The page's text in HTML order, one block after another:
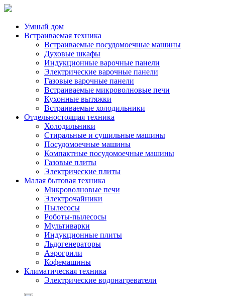
Умный дом
Встраиваемая техника
Встраиваемые посудомоечные машины
Духовые шкафы
Индукционные варочные панели
Электрические варочные панели
Газовые варочные панели
Встраиваемые микроволновые печи
Кухонные вытяжки
Встраиваемые холодильники
Отдельностоящая техника
Холодильники
Стиральные и сушильные машины
Посудомоечные машины
Компактные посудомоечные машины
Газовые плиты
Электрические плиты
Малая бытовая техника
Микроволновые печи
Электрочайники
Пылесосы
Роботы-пылесосы
Мультиварки
Индукционные плиты
Льдогенераторы
Аэрогрили
Кофемашины
Климатическая техника
Электрические водонагреватели